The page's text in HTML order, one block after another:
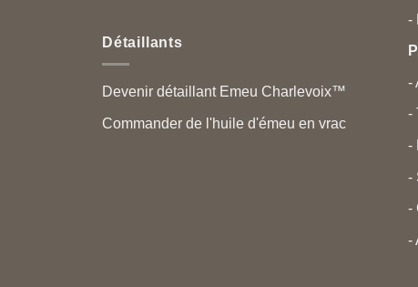
Détaillants
Devenir détaillant Emeu Charlevoix™
Commander de l'huile d'émeu en vrac
-
-
-
-
-
-
-